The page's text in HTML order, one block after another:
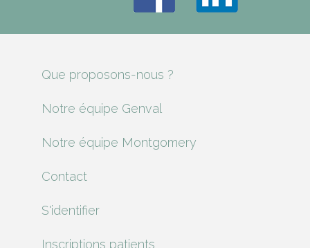
Que proposons-nous ?
Notre équipe Genval
Notre équipe Montgomery
Contact
S'identifier
Inscriptions patients